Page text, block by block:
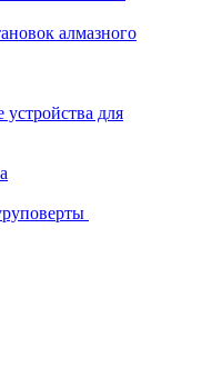
алмазного
для